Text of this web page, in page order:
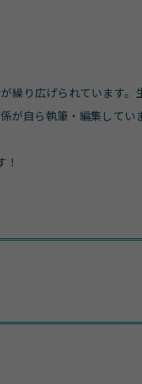
繰り広げられています。
が自ら執筆・編集してい